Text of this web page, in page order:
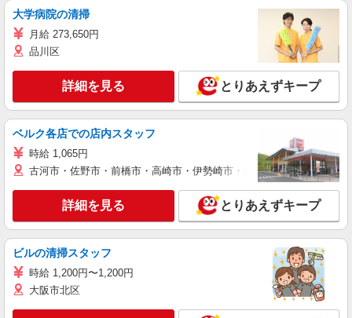
大学病院の清掃
月給 273,650円
品川区
詳細を見る とりあえずキープ
ベルク各店での店内スタッフ
時給 1,065円
古河市・佐野市・前橋市・高崎市・伊勢崎市・太田市・館林市・藤
詳細を見る とりあえずキープ
ビルの清掃スタッフ
時給 1,200円〜1,200円
大阪市北区